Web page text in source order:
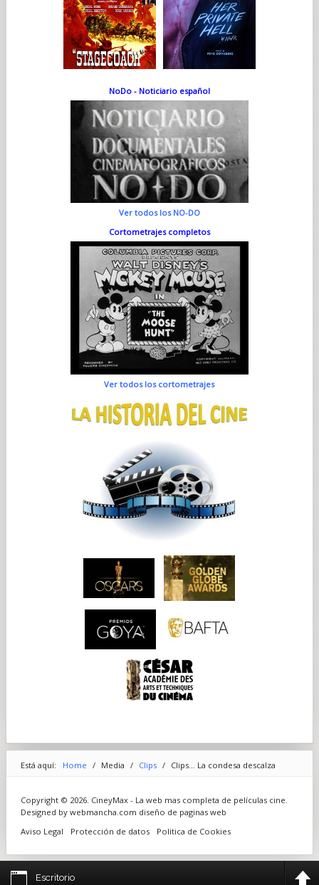
NoDo - Noticiario español
Ver todos los NO-DO
Cortometrajes completos
Ver todos los cortometrajes
Está aquí: Home / Media / Clips / Clips... La condesa descalza
Copyright © 2026. CineyMax - La web mas completa de películas cine.
Designed by webmancha.com diseño de paginas web
Aviso Legal
Protección de datos Politica de Cookies
Escritorio